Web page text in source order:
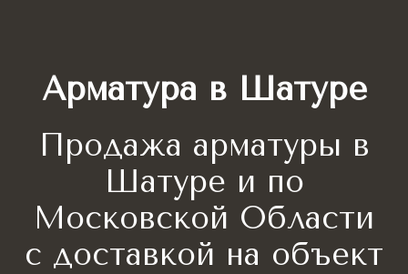
Арматура в Шатуре
Продажа арматуры в
Шатуре и по
Московской Области
с доставкой на объект